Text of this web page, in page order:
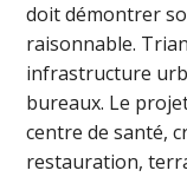
doit démontrer
raisonnable.
infrastructure
bureaux. Le
centre de santé,
restauration,